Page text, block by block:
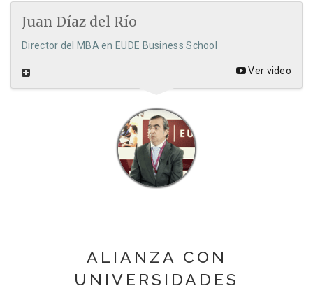
Juan Díaz del Río
Director del MBA en EUDE Business School
Ver video
ALIANZA CON
UNIVERSIDADES